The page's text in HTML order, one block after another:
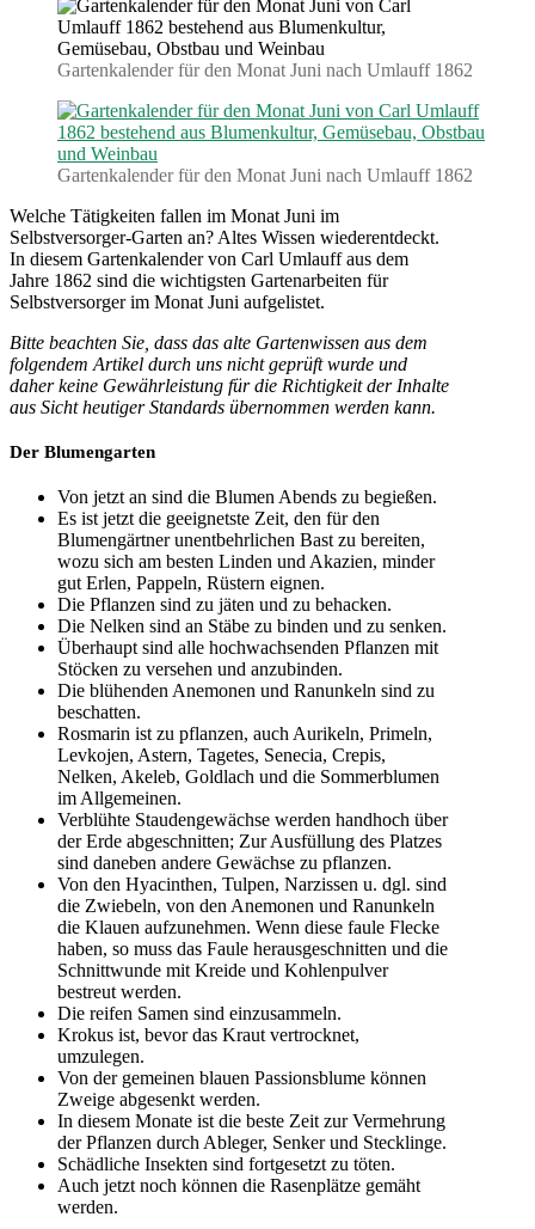
Juni.
(1862)
Gartenkalender für den Monat Juni nach Umlauff 1862
Gartenkalender für den Monat Juni nach Umlauff 1862
Welche Tätigkeiten fallen im Monat Juni im
Selbstversorger-Garten an? Altes Wissen wiederentdeckt.
In diesem Gartenkalender von Carl Umlauff aus dem
Jahre 1862 sind die wichtigsten Gartenarbeiten für
Selbstversorger im Monat Juni aufgelistet.
Bitte beachten Sie, dass das alte Gartenwissen aus dem
folgendem Artikel durch uns nicht geprüft wurde und
daher keine Gewährleistung für die Richtigkeit der Inhalte
aus Sicht heutiger Standards übernommen werden kann.
Der Blumengarten
Von jetzt an sind die Blumen Abends zu begießen.
Es ist jetzt die geeignetste Zeit, den für den
Blumengärtner unentbehrlichen Bast zu bereiten,
wozu sich am besten Linden und Akazien, minder
gut Erlen, Pappeln, Rüstern eignen.
Die Pflanzen sind zu jäten und zu behacken.
Die Nelken sind an Stäbe zu binden und zu senken.
Überhaupt sind alle hochwachsenden Pflanzen mit
Stöcken zu versehen und anzubinden.
Die blühenden Anemonen und Ranunkeln sind zu
beschatten.
Rosmarin ist zu pflanzen, auch Aurikeln, Primeln,
Levkojen, Astern, Tagetes, Senecia, Crepis,
Nelken, Akeleb, Goldlach und die Sommerblumen
im Allgemeinen.
Verblühte Staudengewächse werden handhoch über
der Erde abgeschnitten; Zur Ausfüllung des Platzes
sind daneben andere Gewächse zu pflanzen.
Von den Hyacinthen, Tulpen, Narzissen u. dgl. sind
die Zwiebeln, von den Anemonen und Ranunkeln
die Klauen aufzunehmen. Wenn diese faule Flecke
haben, so muss das Faule herausgeschnitten und die
Schnittwunde mit Kreide und Kohlenpulver
bestreut werden.
Die reifen Samen sind einzusammeln.
Krokus ist, bevor das Kraut vertrocknet,
umzulegen.
Von der gemeinen blauen Passionsblume können
Zweige abgesenkt werden.
In diesem Monate ist die beste Zeit zur Vermehrung
der Pflanzen durch Ableger, Senker und Stecklinge.
Schädliche Insekten sind fortgesetzt zu töten.
Auch jetzt noch können die Rasenplätze gemäht
werden.